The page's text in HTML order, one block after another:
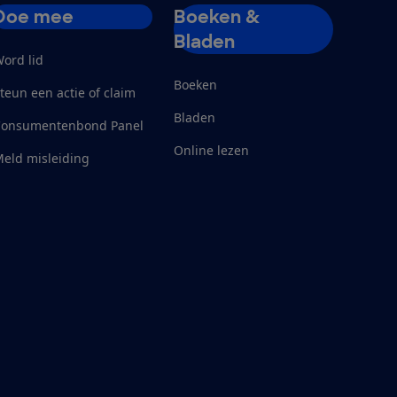
mee
lid
een actie of claim
Panel
misleiding
Boeken &
Bladen
Boeken
Bladen
Online lezen